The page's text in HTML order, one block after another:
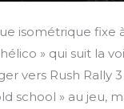
isométrique fixe
» qui suit la
vers Rush Rally
school » au jeu,